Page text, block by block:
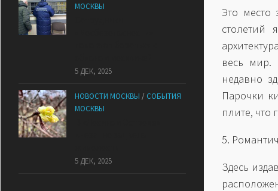
Это место
столетий
весь мир.
недавно
Парочки
плите, что
5.
Здесь
МОСКВЫ
5 ДЕК, 2025
НОВОСТИ МОСКВЫ / СОБЫТИЯ
МОСКВЫ
5 ДЕК, 2025